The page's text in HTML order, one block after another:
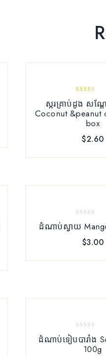
out
of 5
ស្ករគ្រាប់ដូង សណ្
Coconut &peanut
box
$2.60
out
ដំណាប់ស្វាយ
$3.00
out
ដំណាប់​ទៀបបារាំង
100g